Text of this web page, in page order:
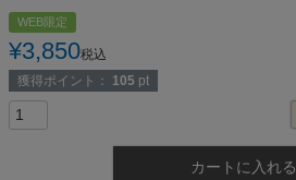
WEB限定
¥3,850税込
獲得ポイント：
105 pt
カートに入れる